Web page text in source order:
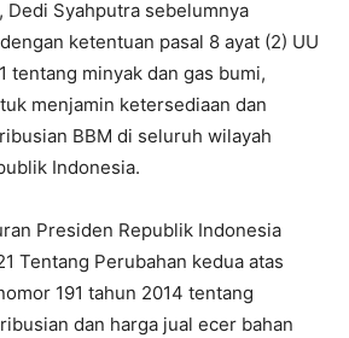
Dedi Syahputra sebelumnya
ketentuan pasal 8 ayat (2) UU
tentang minyak dan gas bumi,
menjamin ketersediaan dan
BBM di seluruh wilayah
Indonesia.
Presiden Republik Indonesia
Tentang Perubahan kedua atas
191 tahun 2014 tentang
dan harga jual ecer bahan